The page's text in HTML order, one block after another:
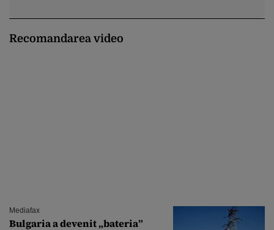
Recomandarea video
Mediafax
Bulgaria a devenit „bateria”